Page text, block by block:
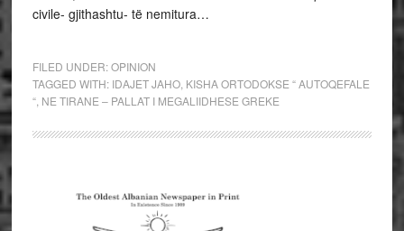
civile- gjithashtu- të nemitura…
FILED UNDER:OPINION
TAGGED WITH: IDAJET JAHO, KISHA ORTODOKSE “ AUTOQEFALE
“, NE TIRANE – PALLAT I MEGALIIDHESE GREKE